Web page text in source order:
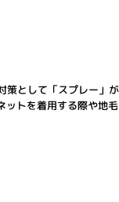
として「スプレー」
トを着用する際や地